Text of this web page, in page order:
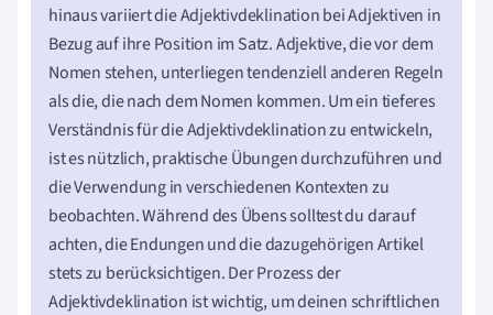
hinaus variiert die Adjektivdeklination bei Adjektiven in
Bezug auf ihre Position im Satz. Adjektive, die vor dem
Nomen stehen, unterliegen tendenziell anderen Regeln
als die, die nach dem Nomen kommen. Um ein tieferes
Verständnis für die Adjektivdeklination zu entwickeln,
ist es nützlich, praktische Übungen durchzuführen und
die Verwendung in verschiedenen Kontexten zu
beobachten. Während des Übens solltest du darauf
achten, die Endungen und die dazugehörigen Artikel
stets zu berücksichtigen. Der Prozess der
Adjektivdeklination ist wichtig, um deinen schriftlichen